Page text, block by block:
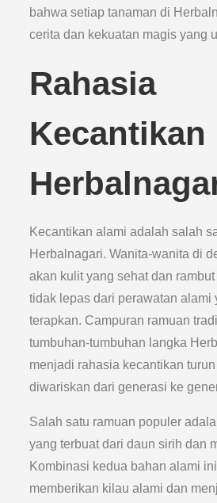
bahwa setiap tanaman di
cerita dan kekuatan magis yang
Rahasia
Kecantikan
Kecantikan alami adalah salah
Herbalnagari. Wanita-wanita di
akan kulit yang sehat dan
tidak lepas dari perawatan alami
terapkan. Campuran ramuan
tumbuhan-tumbuhan langka
menjadi rahasia kecantikan
diwariskan dari generasi ke
Salah satu ramuan populer
yang terbuat dari daun sirih dan
Kombinasi kedua bahan alami
memberikan kilau alami dan